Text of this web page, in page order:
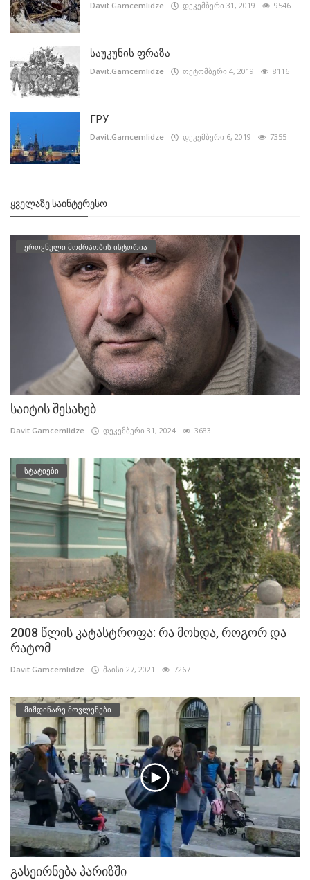
Davit.Gamcemlidze დეკემბერი 31, 2019 9546
საუკუნის ფრაზა
Davit.Gamcemlidze ოქტომბერი 4, 2019 8116
ГРУ
Davit.Gamcemlidze დეკემბერი 6, 2019 7355
ᲧᲕᲔᲚᲐᲖᲔ ᲡᲐᲘᲜᲢᲔᲠᲔᲡᲝ
ეროვნული მოძრაობის ისტორია
საიტის შესახებ
Davit.Gamcemlidze დეკემბერი 31, 2024 3683
სტატიები
2008 წლის კატასტროფა: რა მოხდა, როგორ და
რატომ
Davit.Gamcemlidze მაისი 27, 2021 7267
მიმდინარე მოვლენები
გასეირნება პარიზში